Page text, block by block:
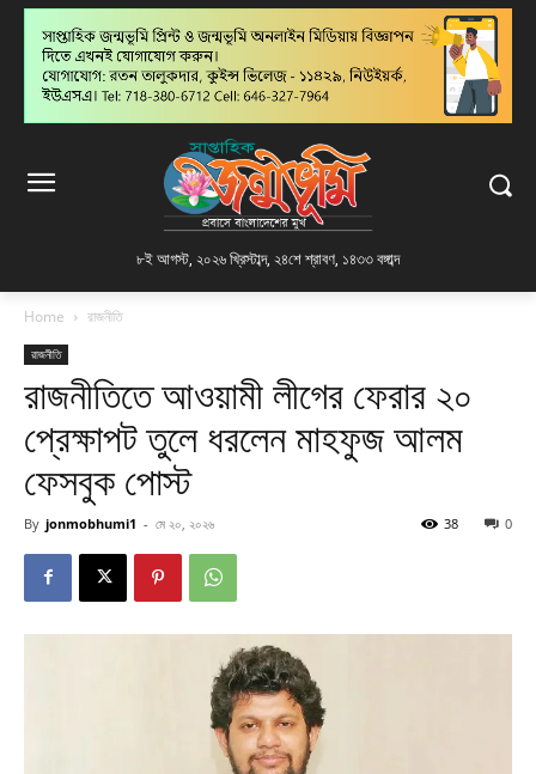
৮ই আগস্ট, ২০২৬ খ্রিস্টাব্দ, ২৪শে শ্রাবণ, ১৪৩৩ বঙ্গাব্দ
Home রাজনীতি
রাজনীতি
রাজনীতিতে আওয়ামী লীগের ফেরার ২০
প্রেক্ষাপট তুলে ধরলেন মাহফুজ আলম
ফেসবুক পোস্ট
By jonmobhumi1 - মে ২০, ২০২৬ 0
38